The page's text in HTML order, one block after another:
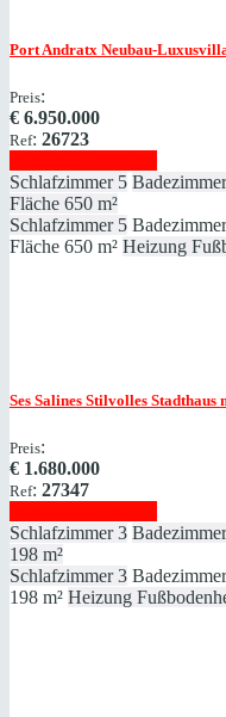
Port Andratx Neubau-
Preis:
€ 6.950.000
Ref: 26723
Schlafzimmer 5 Badezimmer
Fläche 650 m²
Schlafzimmer 5 Badezimmer
Fläche 650 m² Heizung
Ses Salines Stilvolles Stadthaus
Preis:
€ 1.680.000
Ref: 27347
Schlafzimmer 3 Badezimmer
198 m²
Schlafzimmer 3 Badezimmer
198 m² Heizung